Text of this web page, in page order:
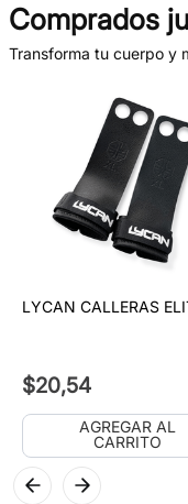
Comprados
Transforma tu cuerpo y
LYCAN CALLERAS
$20,54
AGREGAR AL
CARRITO